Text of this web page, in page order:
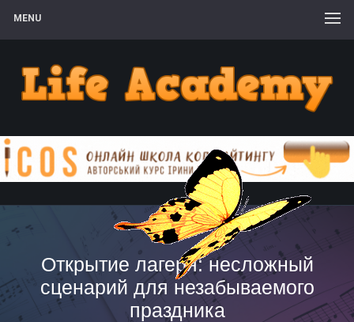
MENU
Открытие лагеря: несложный
сценарий для незабываемого
праздника